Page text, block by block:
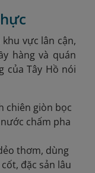
vực lân cận,
hàng và quán
của Tây Hồ nói
chiên giòn bọc
chấm pha
thơm, dùng
đặc sản lâu